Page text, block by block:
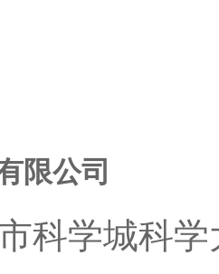
限公司
科学城科